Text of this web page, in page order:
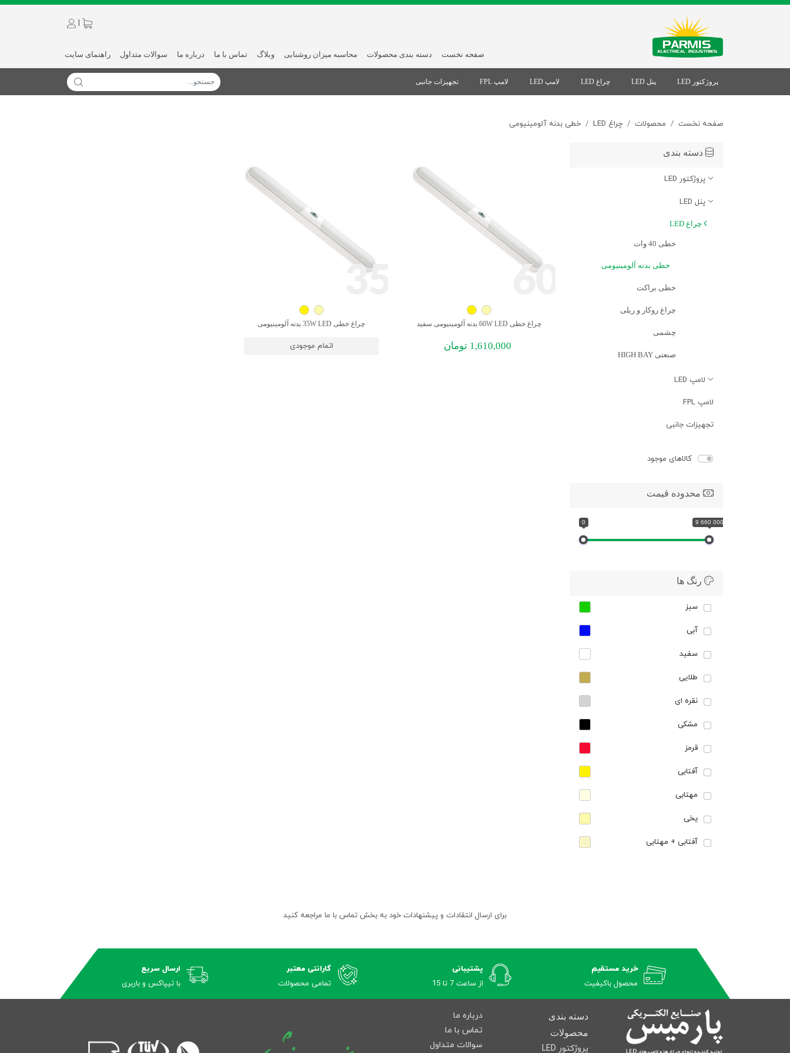
|
صفحه نخست دسته بندی محصولات محاسبه میزان روشنایی وبلاگ تماس با ما درباره ما سوالات متداول راهنمای سایت
پروژکتور LED پنل LED چراغ LED لامپ LED لامپ FPL تجهیزات جانبی
صفحه نخست محصولات چراغ LED خطی بدنه آلومینیومی
دسته بندی
پروژکتور LED
پنل LED
چراغ LED
خطی 40 وات
خطی بدنه آلومینیومی
خطی براکت
چراغ روکار و ریلی
چشمی
صنعتی HIGH BAY
لامپ LED
لامپ FPL
تجهیزات جانبی
کالاهای موجود
محدوده قیمت
0 9 660 000
رنگ ها
سبز
آبی
سفید
طلایی
نقره ای
مشکی
قرمز
آفتابی
مهتابی
یخی
آفتابی + مهتابی
60
چراغ خطی 60W LED بدنه آلومینیومی سفید
1,610,000 تومان
35
چراغ خطی 35W LED بدنه آلومینیومی
اتمام موجودی
برای ارسال انتقادات و پیشنهادات خود به بخش تماس با ما مراجعه کنید
خرید مستقیم
محصول باکیفیت
پشتیبانی
از ساعت 7 تا 15
گارانتی معتبر
تمامی محصولات
ارسال سریع
با تیپاکس و باربری
دسته بندی
محصولات
پروژکتور LED
درباره ما
تماس با ما
سوالات متداول